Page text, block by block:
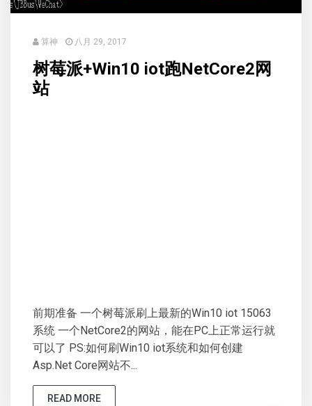
算神 八月 29, 2017
树莓派+Win10 iot跑NetCore2网
站
前期准备 一个树莓派刷上最新的Win10 iot 15063
系统 一个NetCore2的网站，能在PC上正常运行就
可以了 PS:如何刷Win10 iot系统和如何创建
Asp.Net Core网站不...
READ MORE